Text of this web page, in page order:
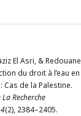
El Asri, & Redouane
du droit à l’eau en
de la Palestine.
Recherche
4(2), 2384–2405.